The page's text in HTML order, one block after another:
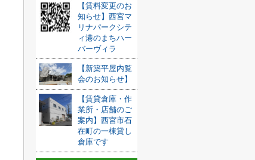
【賃料変更のお
知らせ】西宮マ
リナパークシテ
ィ港のまちハー
バーヴィラ
【新築平屋内覧
会のお知らせ】
【賃貸倉庫・作
業所・店舗のご
案内】西宮市石
在町の一棟貸し
倉庫です